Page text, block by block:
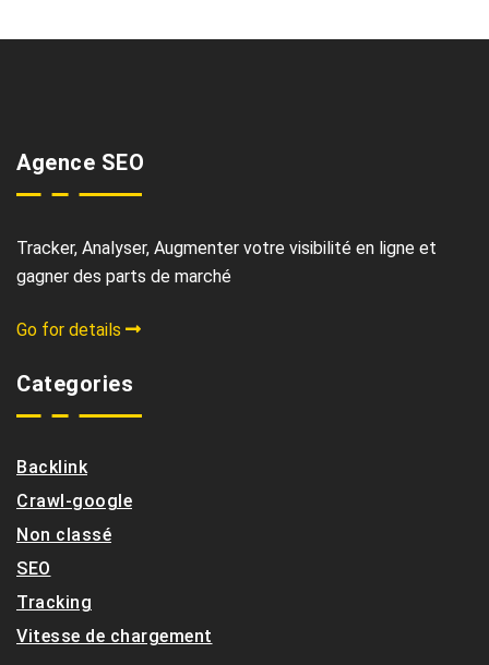
Agence SEO
Tracker, Analyser, Augmenter votre visibilité en ligne et
gagner des parts de marché
Go for details
Categories
Backlink
Crawl-google
Non classé
SEO
Tracking
Vitesse de chargement